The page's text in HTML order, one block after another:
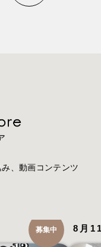
、動画コンテンツ
募集中 8月